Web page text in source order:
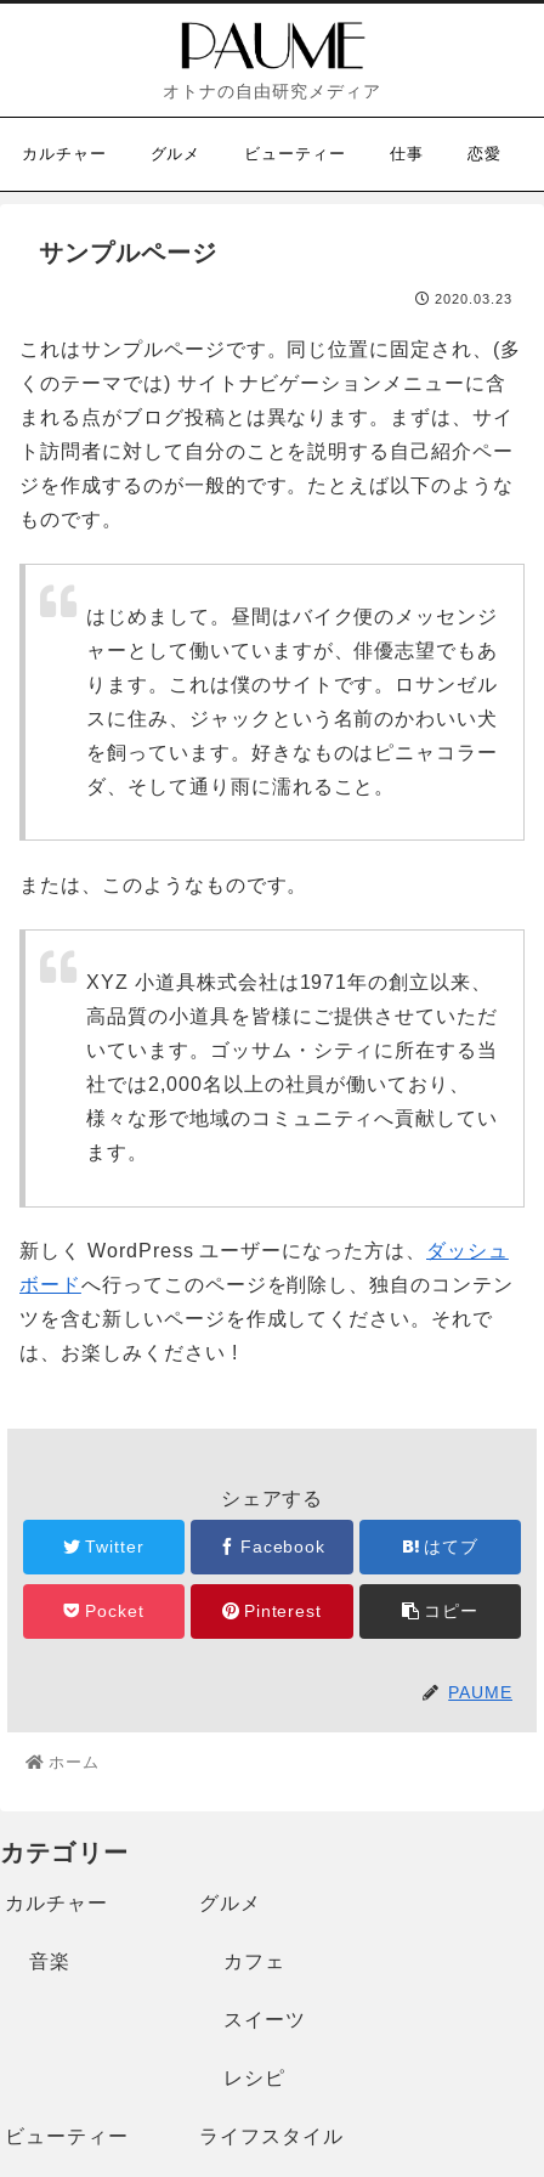
オトナの自由研究メディア
カルチャー グルメ ビューティー 仕事 恋愛
サンプルページ
2020.03.23
これはサンプルページです。同じ位置に固定され、(多
くのテーマでは) サイトナビゲーションメニューに含
まれる点がブログ投稿とは異なります。まずは、サイ
ト訪問者に対して自分のことを説明する自己紹介ペー
ジを作成するのが一般的です。たとえば以下のような
ものです。
はじめまして。昼間はバイク便のメッセンジ
ャーとして働いていますが、俳優志望でもあ
ります。これは僕のサイトです。ロサンゼル
スに住み、ジャックという名前のかわいい犬
を飼っています。好きなものはピニャコラー
ダ、そして通り雨に濡れること。
または、このようなものです。
XYZ 小道具株式会社は1971年の創立以来、
高品質の小道具を皆様にご提供させていただ
いています。ゴッサム・シティに所在する当
社では2,000名以上の社員が働いており、
様々な形で地域のコミュニティへ貢献してい
ます。
新しく WordPress ユーザーになった方は、
ダッシュ
ボードへ行ってこのページを削除し、独自のコンテン
ツを含む新しいページを作成してください。それで
は、お楽しみください !
シェアする
Twitter Facebook はてブ
Pocket Pinterest コピー
PAUME
ホーム
カテゴリー
カルチャー
音楽
グルメ
カフェ
スイーツ
レシピ
ビューティー ライフスタイル